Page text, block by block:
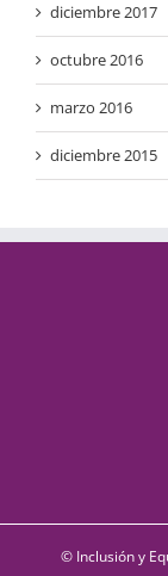
diciembre 2017
octubre 2016
marzo 2016
diciembre 2015
© Inclusión y